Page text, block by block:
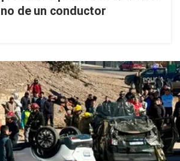
de un conductor